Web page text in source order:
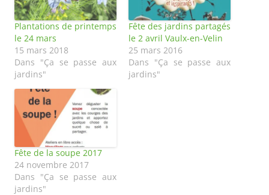
Plantations de printemps
le 24 mars
15 mars 2018
Dans "Ça se passe aux
jardins"
Fête des jardins partagés
le 2 avril Vaulx-en-Velin
25 mars 2016
Dans "Ça se passe aux
jardins"
Fête de la soupe 2017
24 novembre 2017
Dans "Ça se passe aux
jardins"